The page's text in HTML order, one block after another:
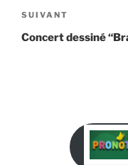
Article
suivant
SUIVANT
Concert dessiné